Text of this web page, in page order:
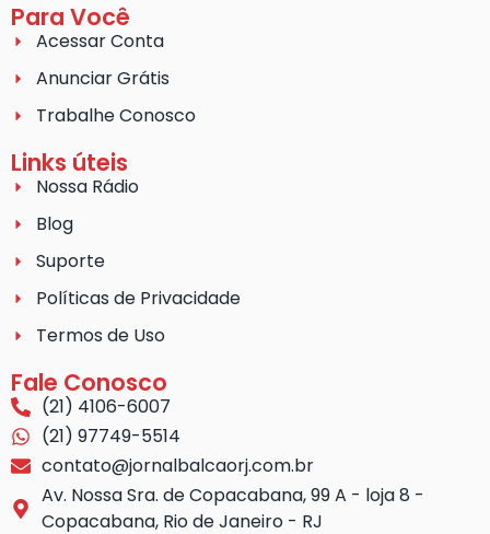
Para Você
Acessar Conta
Anunciar Grátis
Trabalhe Conosco
Links úteis
Nossa Rádio
Blog
Suporte
Políticas de Privacidade
Termos de Uso
Fale Conosco
(21) 4106-6007
(21) 97749-5514
contato@jornalbalcaorj.com.br
Av. Nossa Sra. de Copacabana, 99 A - loja 8 -
Copacabana, Rio de Janeiro - RJ